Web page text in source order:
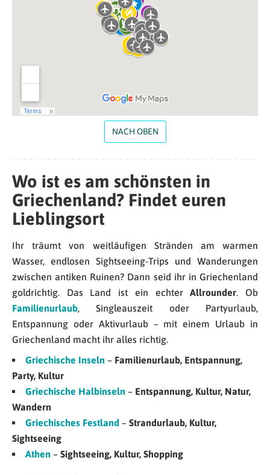
NACH OBEN
Wo ist es am schönsten in
Griechenland? Findet euren
Lieblingsort
Ihr träumt von weitläufigen Stränden am warmen
Wasser, endlosen Sightseeing-Trips und Wanderungen
zwischen antiken Ruinen? Dann seid ihr in Griechenland
goldrichtig. Das Land ist ein echterAllrounder. Ob
Familienurlaub, Singleauszeit oder Partyurlaub,
Entspannung oder Aktivurlaub – mit einem Urlaub in
Griechenland macht ihr alles richtig.
Griechische Inseln – Familienurlaub, Entspannung,
Party, Kultur
Griechische Halbinseln – Entspannung, Kultur, Natur,
Wandern
Griechisches Festland – Strandurlaub, Kultur,
Sightseeing
Athen – Sightseeing, Kultur, Shopping